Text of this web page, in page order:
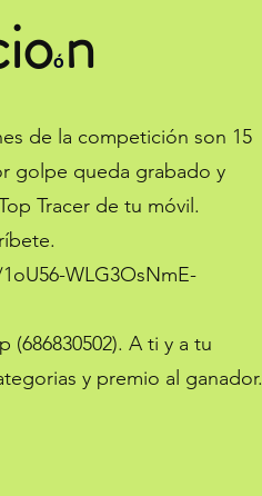
ó n
de la competición son 15
golpe queda grabado y
Tracer de tu móvil.
WLG3OsNmE-
(686830502). A ti y a tu
y premio al ganador.